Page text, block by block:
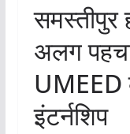
समस्तीपुर
अलग
UMEED
इंटर्नशिप